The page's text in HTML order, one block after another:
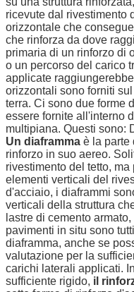
ricevute dal rivestimento
orizzontale che
che rinforza da dove
primaria di un rinforzo di
o un percorso del carico
applicate
orizzontali sono forniti
terra. Ci sono due forme
essere fornite all'interno
multipiana. Questi sono:
Un diaframma è la parte
rinforzo in suo aereo.
rivestimento del tetto,
elementi verticali del
d'acciaio, i diaframmi
verticali della struttura
lastre di cemento
pavimenti in situ sono
diaframma, anche se
valutazione per la
carichi laterali applicati.
sufficiente rigido, il